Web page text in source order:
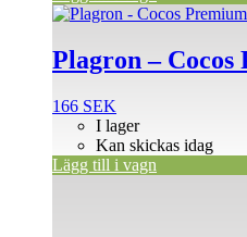
Plagron – Cocos
166 SEK
I lager
Kan skickas idag
Lägg till i vagn